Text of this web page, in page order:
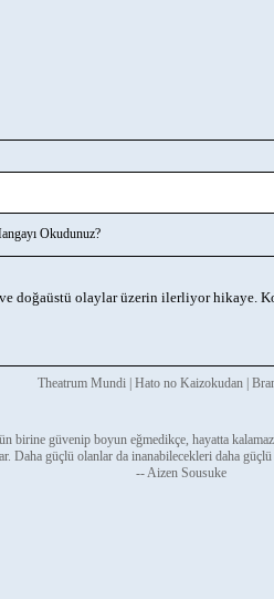
Okudunuz?
doğaüstü olaylar üzerin ilerliyor hikaye.
Theatrum Mundi | Hato no Kaizokudan |
birine güvenip boyun eğmedikçe, hayatta
Daha güçlü olanlar da inanabilecekleri daha
-- Aizen Sousuke